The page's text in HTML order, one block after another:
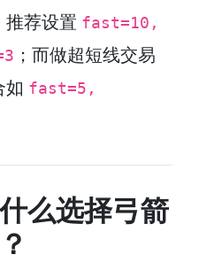
推荐设置 fast=10,
；而做超短线交易
如 fast=5,
么选择弓箭